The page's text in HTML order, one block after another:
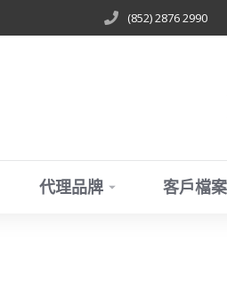
(852) 2876 2990
代理品牌 客戶檔案